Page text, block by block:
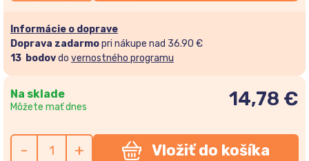
Informácie o doprave
Doprava zadarmopri nákupe nad 36.90 €
13 bodovdo vernostného programu
Na sklade
Môžete mať dnes 14,78 €
- + Vložiť do košíka